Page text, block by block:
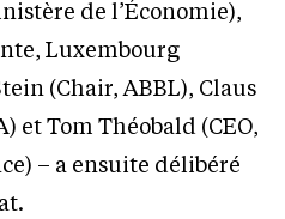
de l’Économie),
Luxembourg
(Chair, ABBL), Claus
et Tom Théobald (CEO,
– a ensuite délibéré